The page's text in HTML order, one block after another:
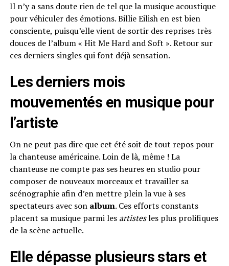
Il n’y a sans doute rien de tel que la musique acoustique
pour véhiculer des émotions. Billie Eilish en est bien
consciente, puisqu’elle vient de sortir des reprises très
douces de l’album « Hit Me Hard and Soft ». Retour sur
ces derniers singles qui font déjà sensation.
Les derniers mois
mouvementés en musique pour
l’artiste
On ne peut pas dire que cet été soit de tout repos pour
la chanteuse américaine. Loin de là, même ! La
chanteuse ne compte pas ses heures en studio pour
composer de nouveaux morceaux et travailler sa
scénographie afin d’en mettre plein la vue à ses
spectateurs avec son album. Ces efforts constants
placent sa musique parmi les artistesles plus prolifiques
de la scène actuelle.
Elle dépasse plusieurs stars et